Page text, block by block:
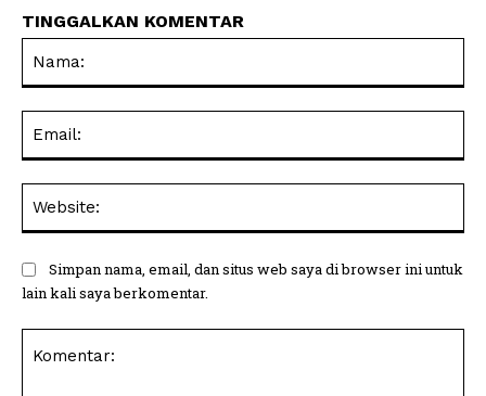
TINGGALKAN KOMENTAR
Simpan nama, email, dan situs web saya di browser ini untuk
lain kali saya berkomentar.